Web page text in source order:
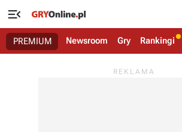

PREMIUM Newsroom Gry Rankingi